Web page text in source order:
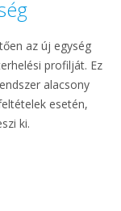
az új egység
profilját. Ez
alacsony
esetén,
ki.